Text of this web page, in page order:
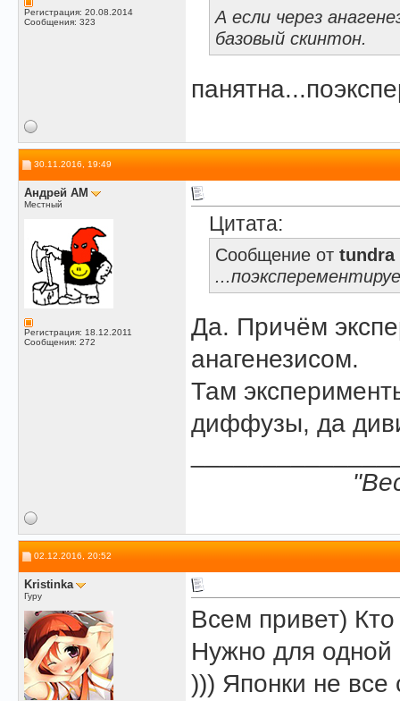
Регистрация: 20.08.2014
Сообщения: 323
А если через
базовый скинтон.
30.11.2016, 19:49
Андрей АМ
Местный
Регистрация: 18.12.2011
Сообщения: 272
Цитата:
Сообщение от tundra
Да. Причём
анагенезисом.
Там
диффузы, да
02.12.2016, 20:52
Kristinka
Гуру
Всем привет)
Нужно для одной
))) Японки не